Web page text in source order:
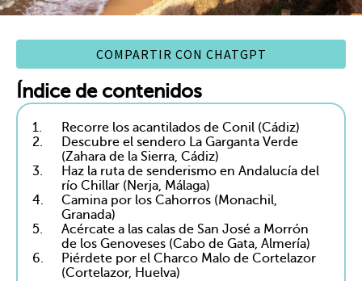
COMPARTIR CON CHATGPT
Índice de contenidos
1.
Recorre los acantilados de Conil (Cádiz)
2.
Descubre el sendero La Garganta Verde
(Zahara de la Sierra, Cádiz)
3.
Haz la ruta de senderismo en Andalucía del
río Chillar (Nerja, Málaga)
4.
Camina por los Cahorros (Monachil,
Granada)
5.
Acércate a las calas de San José a Morrón
de los Genoveses (Cabo de Gata, Almería)
6.
Piérdete por el Charco Malo de Cortelazor
(Cortelazor, Huelva)